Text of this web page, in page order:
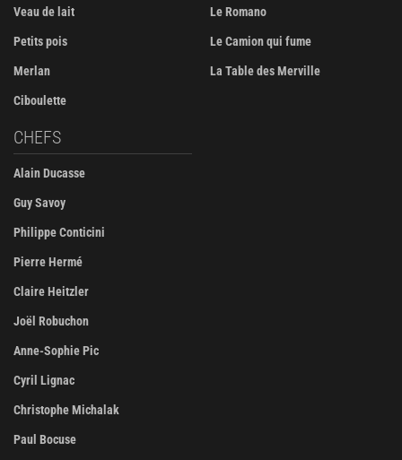
Veau de lait
Petits pois
Merlan
Ciboulette
Le Romano
Le Camion qui fume
La Table des Merville
CHEFS
Alain Ducasse
Guy Savoy
Philippe Conticini
Pierre Hermé
Claire Heitzler
Joël Robuchon
Anne-Sophie Pic
Cyril Lignac
Christophe Michalak
Paul Bocuse